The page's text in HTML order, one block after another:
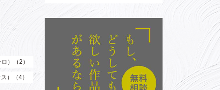
）（2）
）（4）